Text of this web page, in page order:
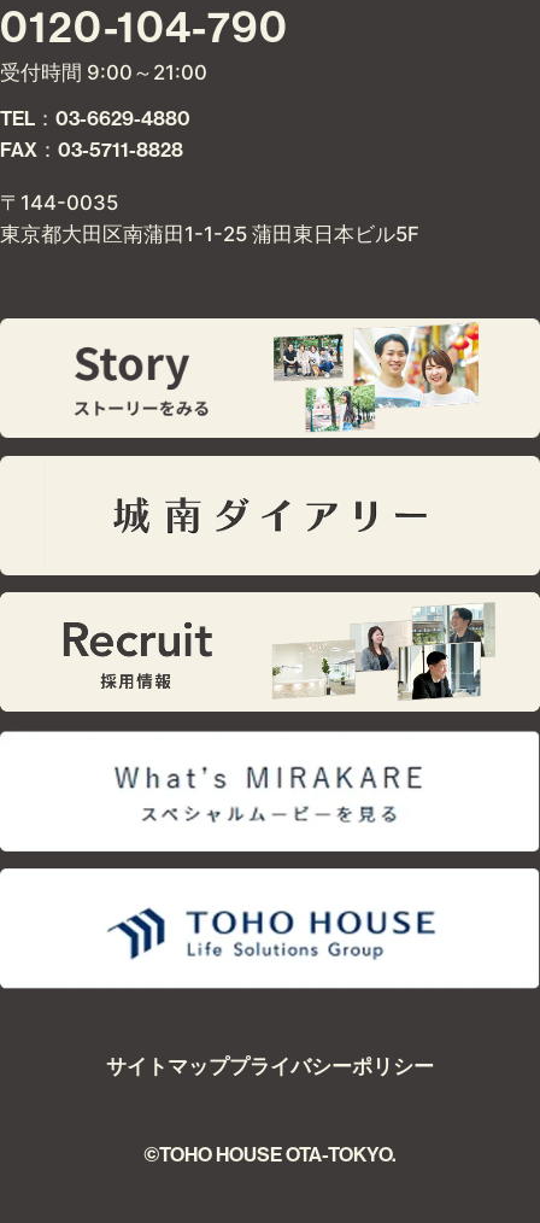
0120-104-790
受付時間 9:00～21:00
TEL：03-6629-4880
FAX：03-5711-8828
〒144-0035
東京都大田区南蒲田1-1-25 蒲田東日本ビル5F
サイトマッププライバシーポリシー
©TOHO HOUSE OTA-TOKYO.